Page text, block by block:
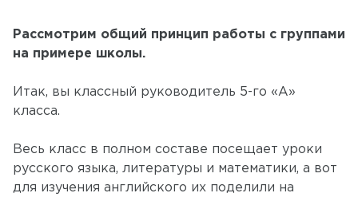
Рассмотрим общий принцип работы с группами
на примере школы.
Итак, вы классный руководитель 5-го «А»
класса.
Весь класс в полном составе посещает уроки
русского языка, литературы и математики, а вот
для изучения английского их поделили на